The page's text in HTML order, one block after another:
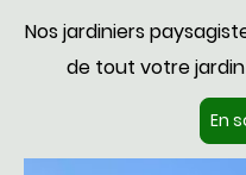
Nos jardiniers
de tout votre
En